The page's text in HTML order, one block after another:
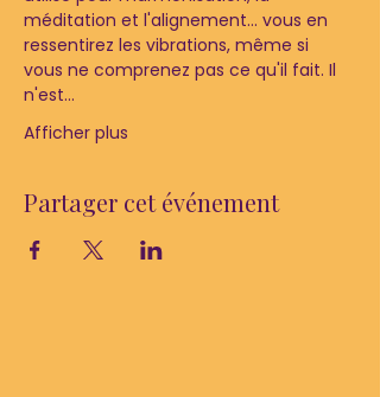
méditation et l'alignement... vous en
ressentirez les vibrations, même si
vous ne comprenez pas ce qu'il fait. Il
n'est…
Afficher plus
Partager cet événement